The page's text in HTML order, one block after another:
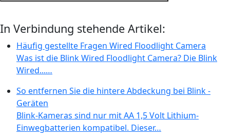
In Verbindung stehende Artikel:
Häufig gestellte Fragen Wired Floodlight Camera
Was ist die Blink Wired Floodlight Camera? Die Blink
Wired...…
So entfernen Sie die hintere Abdeckung bei Blink -
Geräten
Blink-Kameras sind nur mit AA 1,5 Volt Lithium-
Einwegbatterien kompatibel. Dieser…